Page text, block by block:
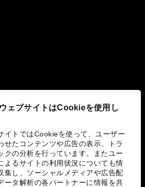
ェブサイトはCookieを使用し
イトではCookieを使って、ユーザー
せたコンテンツや広告の表示、トラ
クの分析を行っています。またユー
よるサイトの利用状況についても情
集し、ソーシャルメディアや広告配
ータ解析の各パートナーに情報を共
取り組み